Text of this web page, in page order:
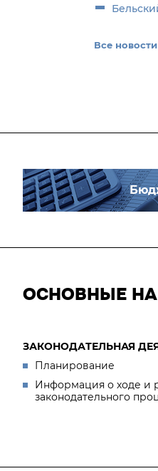
Все новости
ОСНОВНЫЕ
ЗАКОНОДАТЕЛЬНАЯ
Планирование
Информация о ходе и
законодательного